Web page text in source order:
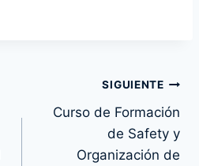
SIGUIENTE
Curso de Formación
de Safety y
Organización de